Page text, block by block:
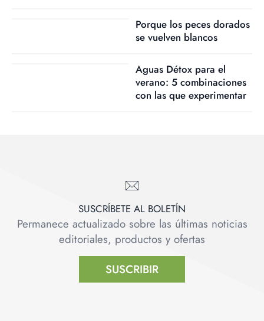
Porque los peces dorados
se vuelven blancos
Aguas Détox para el
verano: 5 combinaciones
con las que experimentar
SUSCRÍBETE AL BOLETÍN
Permanece actualizado sobre las últimas noticias
editoriales, productos y ofertas
SUSCRIBIR